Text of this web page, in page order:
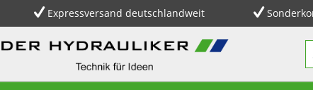
Expressversand deutschlandweit